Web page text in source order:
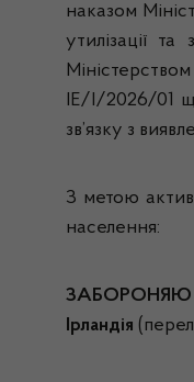
наказом
утилізації
IE/I/2026/01
зв’язку з
З метою
населення:
ЗАБОРОНЯЮ
Ірландія